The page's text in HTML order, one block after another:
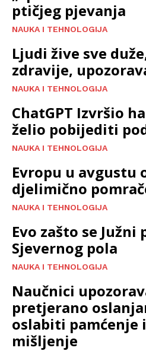
ptičjeg pjevanja
NAUKA I TEHNOLOGIJA
Ljudi žive sve
zdravije,
NAUKA I TEHNOLOGIJA
ChatGPT Izvršio
želio pobijediti
NAUKA I TEHNOLOGIJA
Evropu u avgustu
djelimično
NAUKA I TEHNOLOGIJA
Evo zašto se
Sjevernog pola
NAUKA I TEHNOLOGIJA
Naučnici
pretjerano
oslabiti
mišljenje